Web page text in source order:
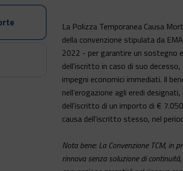
La Polizza Temporanea Causa
della convenzione stipulata da
2022 - per garantire un sostegno
dell'iscritto in caso di suo
impegni economici immediati. Il
nell’erogazione agli eredi
dell’iscritto di un importo di €
causa dell’iscritto stesso, nel
Nota bene: La Convenzione TCM, in
rinnova senza soluzione di